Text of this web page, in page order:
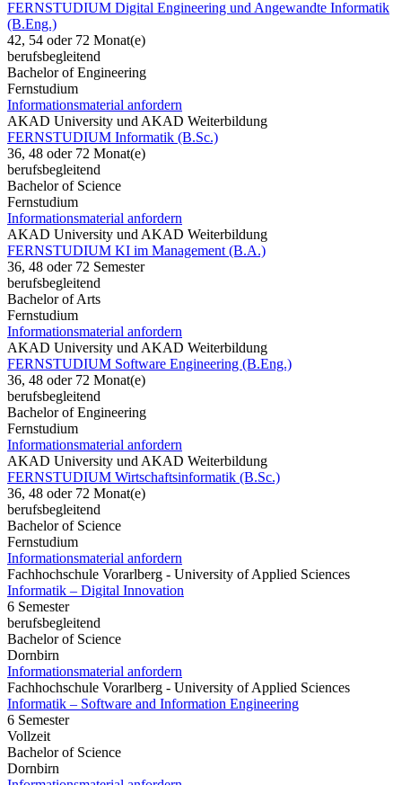
FERNSTUDIUM Digital Engineering und Angewandte Informatik
(B.Eng.)
42, 54 oder 72 Monat(e)
berufsbegleitend
Bachelor of Engineering
Fernstudium
Informationsmaterial anfordern
AKAD University und AKAD Weiterbildung
FERNSTUDIUM Informatik (B.Sc.)
36, 48 oder 72 Monat(e)
berufsbegleitend
Bachelor of Science
Fernstudium
Informationsmaterial anfordern
AKAD University und AKAD Weiterbildung
FERNSTUDIUM KI im Management (B.A.)
36, 48 oder 72 Semester
berufsbegleitend
Bachelor of Arts
Fernstudium
Informationsmaterial anfordern
AKAD University und AKAD Weiterbildung
FERNSTUDIUM Software Engineering (B.Eng.)
36, 48 oder 72 Monat(e)
berufsbegleitend
Bachelor of Engineering
Fernstudium
Informationsmaterial anfordern
AKAD University und AKAD Weiterbildung
FERNSTUDIUM Wirtschaftsinformatik (B.Sc.)
36, 48 oder 72 Monat(e)
berufsbegleitend
Bachelor of Science
Fernstudium
Informationsmaterial anfordern
Fachhochschule Vorarlberg - University of Applied Sciences
Informatik – Digital Innovation
6 Semester
berufsbegleitend
Bachelor of Science
Dornbirn
Informationsmaterial anfordern
Fachhochschule Vorarlberg - University of Applied Sciences
Informatik – Software and Information Engineering
6 Semester
Vollzeit
Bachelor of Science
Dornbirn